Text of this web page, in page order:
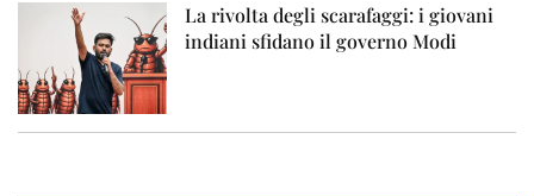
La rivolta degli scarafaggi: i giovani
indiani sfidano il governo Modi